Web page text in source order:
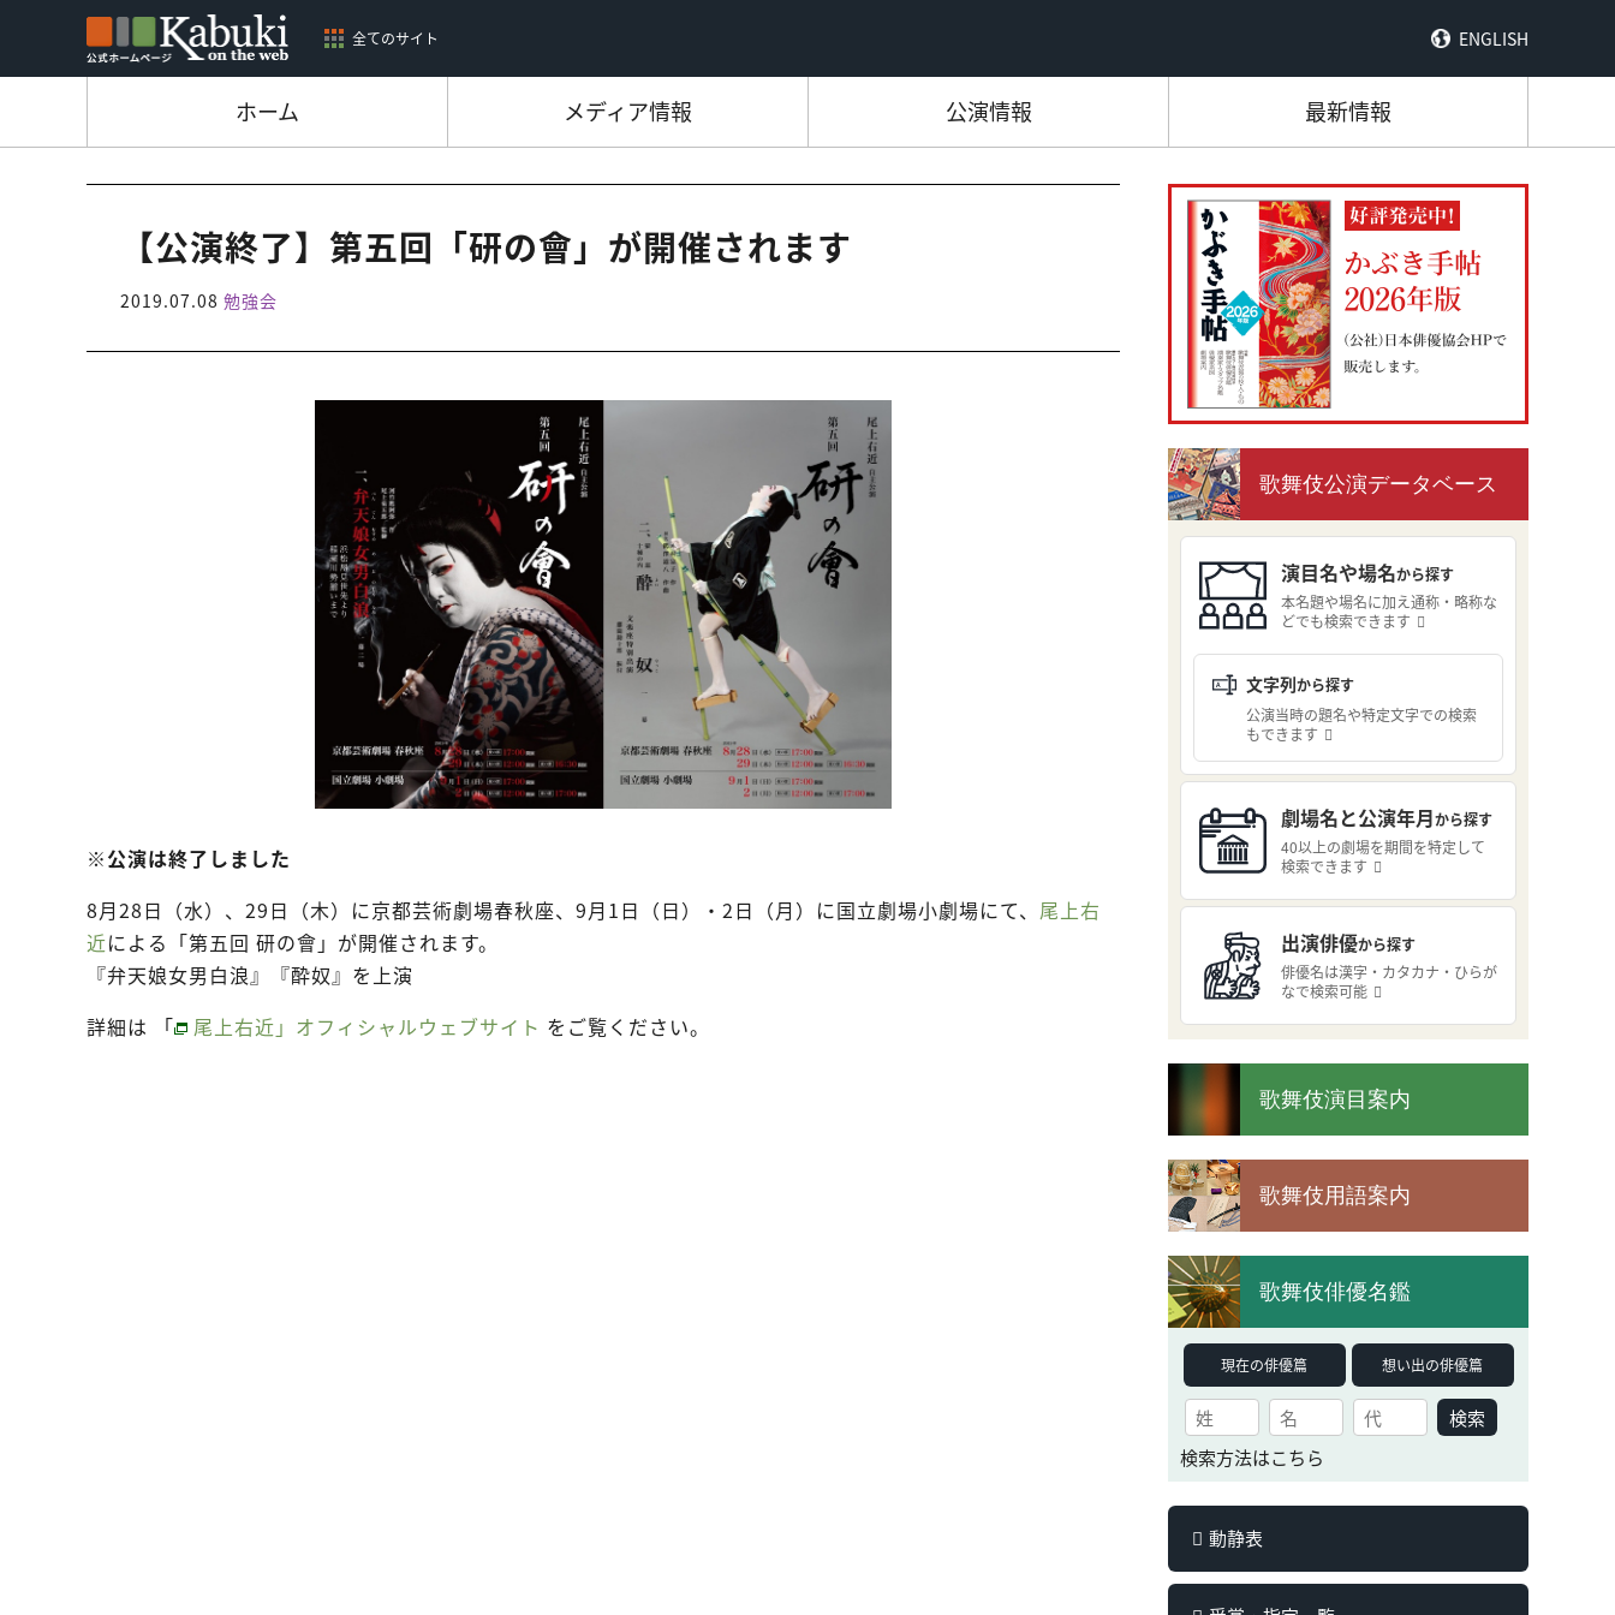
全てのサイト ENGLISH
ホーム メディア情報 公演情報 最新情報
【公演終了】第五回「研の會」が開催されます
2019.07.08 勉強会
※公演は終了しました
8月28日（水）、29日（木）に京都芸術劇場春秋座、9月1日（日）・2日（月）に国立劇場小劇場にて、 尾上右
近による「第五回 研の會」が開催されます。
『弁天娘女男白浪』『酔奴』を上演
詳細は 「
尾上右近」オフィシャルウェブサイト をご覧ください。
歌舞伎公演データベース
演目名や場名から探す
本名題や場名に加え通称・略称な
どでも検索できます
文字列から探す
公演当時の題名や特定文字での検索
もできます
劇場名と公演年月から探す
40以上の劇場を期間を特定して
検索できます
出演俳優から探す
俳優名は漢字・カタカナ・ひらが
なで検索可能
歌舞伎演目案内
歌舞伎用語案内
歌舞伎俳優名鑑
現在の俳優篇 想い出の俳優篇
検索
検索方法はこちら
動静表